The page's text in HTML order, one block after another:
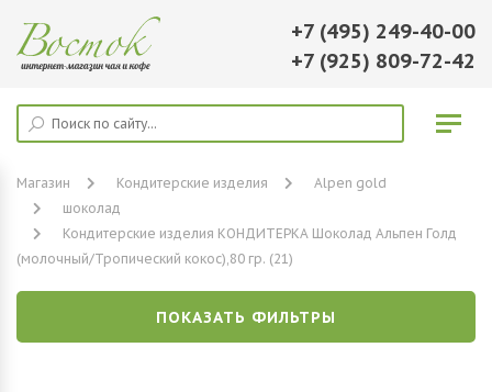
+7 (495) 249-40-00
+7 (925) 809-72-42
Магазин Кондитерские изделия
Alpen gold
шоколад
Кондитерские изделия КОНДИТЕРКА Шоколад Альпен Голд
(молочный/Тропический кокос),80 гр. (21)
ПОКАЗАТЬ ФИЛЬТРЫ